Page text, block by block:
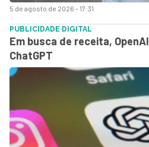
5 de agosto de 2026 - 17:31
PUBLICIDADE DIGITAL
Em busca de receita,
ChatGPT